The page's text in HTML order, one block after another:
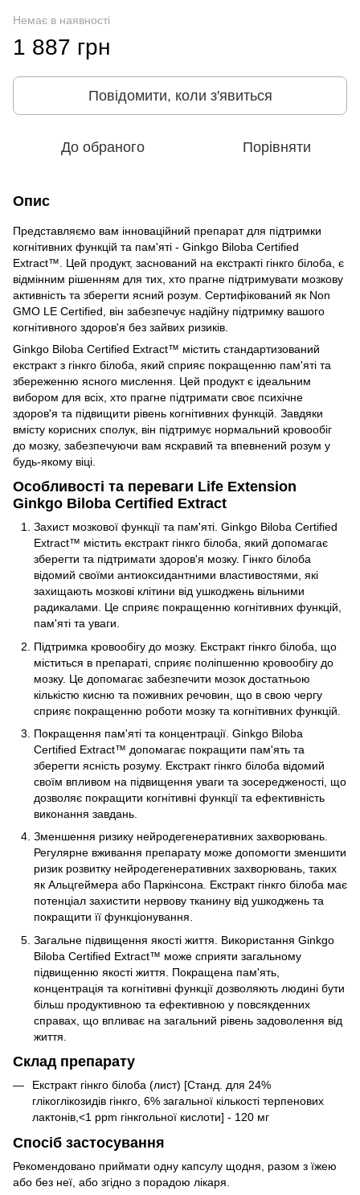
Немає в наявності
1 887 грн
Повідомити, коли з'явиться
До обраного Порівняти
Опис
Представляємо вам інноваційний препарат для підтримки
когнітивних функцій та пам'яті - Ginkgo Biloba Certified
Extract™. Цей продукт, заснований на екстракті гінкго білоба, є
відмінним рішенням для тих, хто прагне підтримувати мозкову
активність та зберегти ясний розум. Сертифікований як Non
GMO LE Certified, він забезпечує надійну підтримку вашого
когнітивного здоров'я без зайвих ризиків.
Ginkgo Biloba Certified Extract™ містить стандартизований
екстракт з гінкго білоба, який сприяє покращенню пам'яті та
збереженню ясного мислення. Цей продукт є ідеальним
вибором для всіх, хто прагне підтримати своє психічне
здоров'я та підвищити рівень когнітивних функцій. Завдяки
вмісту корисних сполук, він підтримує нормальний кровообіг
до мозку, забезпечуючи вам яскравий та впевнений розум у
будь-якому віці.
Особливості та переваги Life Extension
Ginkgo Biloba Certified Extract
Захист мозкової функції та пам'яті. Ginkgo Biloba Certified
Extract™ містить екстракт гінкго білоба, який допомагає
зберегти та підтримати здоров'я мозку. Гінкго білоба
відомий своїми антиоксидантними властивостями, які
захищають мозкові клітини від ушкоджень вільними
радикалами. Це сприяє покращенню когнітивних функцій,
пам'яті та уваги.
Підтримка кровообігу до мозку. Екстракт гінкго білоба, що
міститься в препараті, сприяє поліпшенню кровообігу до
мозку. Це допомагає забезпечити мозок достатньою
кількістю кисню та поживних речовин, що в свою чергу
сприяє покращенню роботи мозку та когнітивних функцій.
Покращення пам'яті та концентрації. Ginkgo Biloba
Certified Extract™ допомагає покращити пам'ять та
зберегти ясність розуму. Екстракт гінкго білоба відомий
своїм впливом на підвищення уваги та зосередженості, що
дозволяє покращити когнітивні функції та ефективність
виконання завдань.
Зменшення ризику нейродегенеративних захворювань.
Регулярне вживання препарату може допомогти зменшити
ризик розвитку нейродегенеративних захворювань, таких
як Альцгеймера або Паркінсона. Екстракт гінкго білоба має
потенціал захистити нервову тканину від ушкоджень та
покращити її функціонування.
Загальне підвищення якості життя. Використання Ginkgo
Biloba Certified Extract™ може сприяти загальному
підвищенню якості життя. Покращена пам'ять,
концентрація та когнітивні функції дозволяють людині бути
більш продуктивною та ефективною у повсякденних
справах, що впливає на загальний рівень задоволення від
життя.
Склад препарату
Екстракт гінкго білоба (лист) [Станд. для 24%
глікоглікозидів гінкго, 6% загальної кількості терпенових
лактонів,<1 ppm гінкгольної кислоти] - 120 мг
Спосіб застосування
Рекомендовано приймати одну капсулу щодня, разом з їжею
або без неї, або згідно з порадою лікаря.